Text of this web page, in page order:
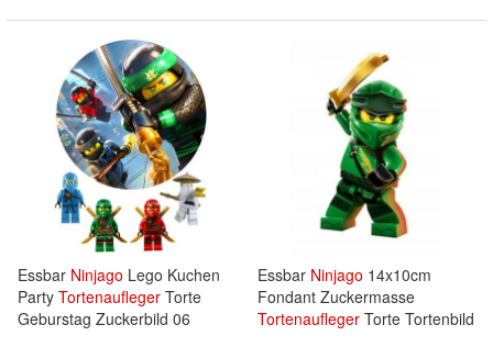
Essbar Ninjago Lego Kuchen
Party Tortenaufleger Torte
Geburstag Zuckerbild 06
Essbar Ninjago 14x10cm
Fondant Zuckermasse
Tortenaufleger Torte Tortenbild